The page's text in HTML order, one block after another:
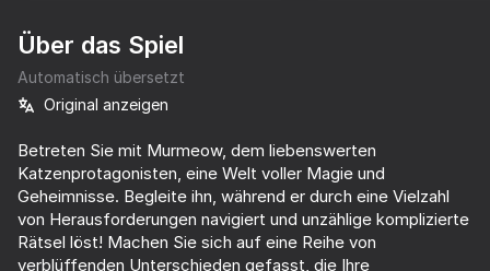
SPIELEN
The Cat in Yellow
71
Meowdoku
85
69
80
Über das Spiel
Automatisch übersetzt
Original anzeigen
Betreten Sie mit Murmeow, dem liebenswerten
Katzenprotagonisten, eine Welt voller Magie und
Geheimnisse. Begleite ihn, während er durch eine Vielzahl
von Herausforderungen navigiert und unzählige komplizierte
Rätsel löst! Machen Sie sich auf eine Reihe von
verblüffenden Unterschieden gefasst, die Ihre